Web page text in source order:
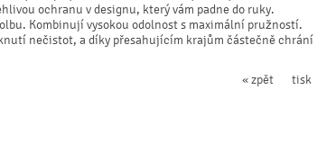
ochranu v designu, který vám padne do ruky.
Kombinují vysokou odolnost s maximální pružností.
nečistot, a díky přesahujícím krajům částečně chrání
tisk
« zpět